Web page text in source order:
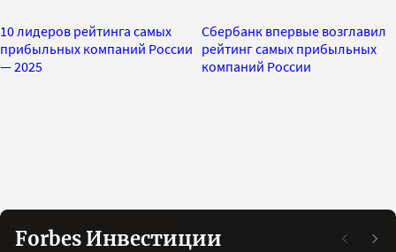
10 лидеров рейтинга самых
прибыльных компаний России
— 2025
Сбербанк впервые возглавил
рейтинг самых прибыльных
компаний России
Forbes Инвестиции